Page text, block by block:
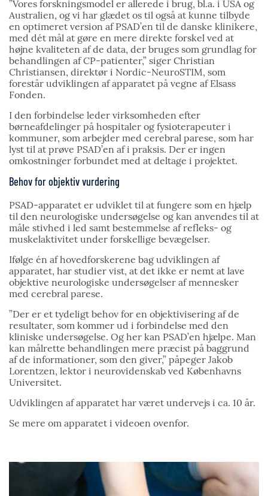
”Vores forskningsmodel er allerede i brug, bl.a. i USA og
Australien, og vi har glædet os til også at kunne tilbyde
en optimeret version af PSAD’en til de danske klinikere,
med dét mål at gøre en mere direkte forskel ved at
højne kvaliteten af de data, der bruges som grundlag for
behandlingen af CP-patienter,” siger Christian
Christiansen, direktør i Nordic-NeuroSTIM, som
forestår udviklingen af apparatet på vegne af Elsass
Fonden.
I den forbindelse leder virksomheden efter
børneafdelinger på hospitaler og fysioterapeuter i
kommuner, som arbejder med cerebral parese, som har
lyst til at prøve PSAD’en af i praksis. Der er ingen
omkostninger forbundet med at deltage i projektet.
Behov for objektiv vurdering
PSAD-apparatet er udviklet til at fungere som en hjælp
til den neurologiske undersøgelse og kan anvendes til at
måle stivhed i led samt bestemmelse af refleks- og
muskelaktivitet under forskellige bevægelser.
Ifølge én af hovedforskerene bag udviklingen af
apparatet, har studier vist, at det ikke er nemt at lave
objektive neurologiske undersøgelser af mennesker
med cerebral parese.
”Der er et tydeligt behov for en objektivisering af de
resultater, som kommer ud i forbindelse med den
kliniske undersøgelse. Og her kan PSAD’en hjælpe. Man
kan målrette behandlingen mere præcist på baggrund
af de informationer, som den giver,” påpeger Jakob
Lorentzen, lektor i neurovidenskab ved Københavns
Universitet.
Udviklingen af apparatet har været undervejs i ca. 10 år.
Se mere om apparatet i videoen ovenfor.